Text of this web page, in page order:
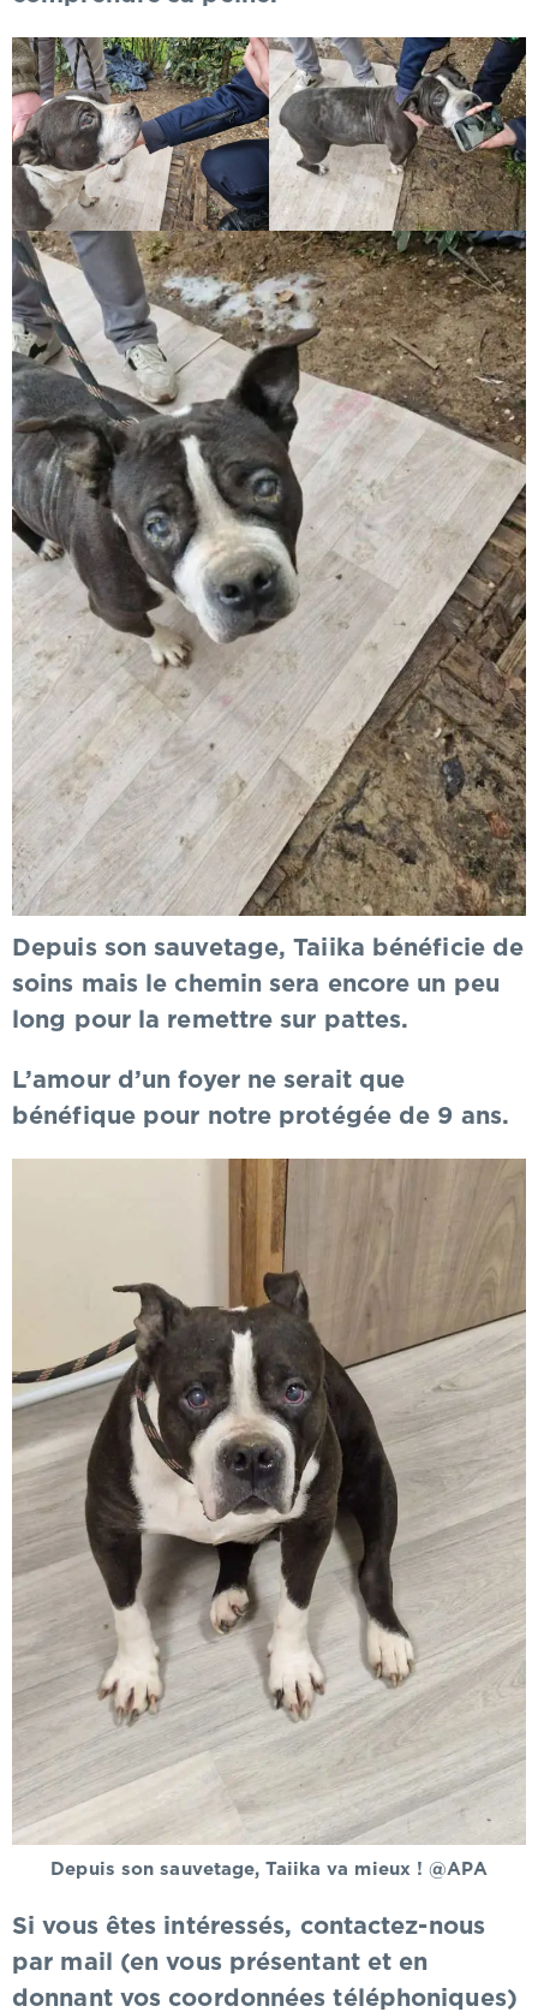
Depuis son sauvetage, Taiika bénéficie de
soins mais le chemin sera encore un peu
long pour la remettre sur pattes.
L’amour d’un foyer ne serait que
bénéfique pour notre protégée de 9 ans.
Depuis son sauvetage, Taiika va mieux ! @APA
Si vous êtes intéressés, contactez-nous
par mail (en vous présentant et en
donnant vos coordonnées téléphoniques)